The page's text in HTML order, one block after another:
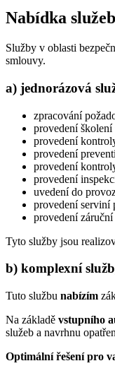
Nabídka služeb
Služby v oblasti
smlouvy.
a) jednorázová
zpracování
provedení školení
provedení
provedení
provedení
provedení
uvedení do
provedení
provedení
Tyto služby jsou
b) komplexní
Tuto službu nabízím
Na základě vstupního
služeb a navrhnu
Optimální řešení pro